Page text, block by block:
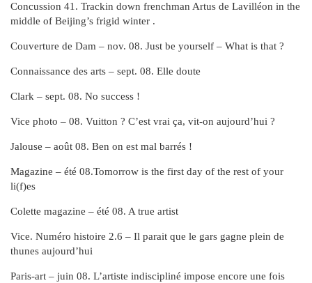
Concussion 41. Trackin down frenchman Artus de Lavilléon in the
middle of Beijing’s frigid winter .
Couverture de Dam – nov. 08. Just be yourself – What is that ?
Connaissance des arts – sept. 08. Elle doute
Clark – sept. 08. No success !
Vice photo – 08. Vuitton ? C’est vrai ça, vit-on aujourd’hui ?
Jalouse – août 08. Ben on est mal barrés !
Magazine – été 08.Tomorrow is the first day of the rest of your
li(f)es
Colette magazine – été 08. A true artist
Vice. Numéro histoire 2.6 – Il parait que le gars gagne plein de
thunes aujourd’hui
Paris-art – juin 08. L’artiste indiscipliné impose encore une fois